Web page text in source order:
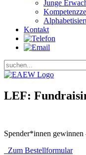
Junge
Kontakt
LEF:
Spender*innen gewinnen
Zum Bestellformular